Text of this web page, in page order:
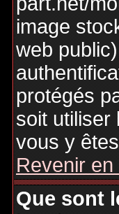
image
web
protégés
soit utiliser
vous y
Revenir
Que sont